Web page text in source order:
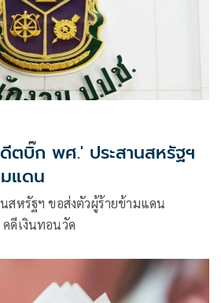
ตบิ๊ก พศ.' ประสานสหรัฐฯ
แดน
สหรัฐฯ ขอส่งตัวผู้ร้ายข้ามแดน
ดีเงินทอนวัด